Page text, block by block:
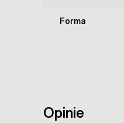
Forma
Opinie